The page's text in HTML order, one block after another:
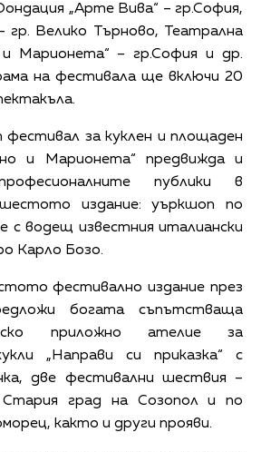
„Арте Вива“ – гр.София,
гр. Велико Търново, Театрална
Марионета“ – гр.София и др.
на фестивала ще включи 20
за куклен и площаден
и Марионета“ предвижда и
публики в
издание: уъркшоп по
с водещ известния италиански
Карло Бозо.
фестивално издание през
богата съпътстваща
приложно ателие за
„Направи си приказка“ с
две фестивални шествия –
град на Созопол и по
както и други прояви.